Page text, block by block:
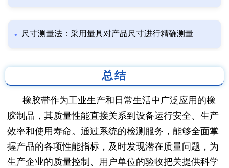
尺寸测量法：采用量具对产品尺寸进行精确测量
总结
橡胶带作为工业生产和日常生活中广泛应用的橡
胶制品，其质量性能直接关系到设备运行安全、生产
效率和使用寿命。通过系统的检测服务，能够全面掌
握产品的各项性能指标，及时发现潜在质量问题，为
生产企业的质量控制、用户单位的验收把关提供科学